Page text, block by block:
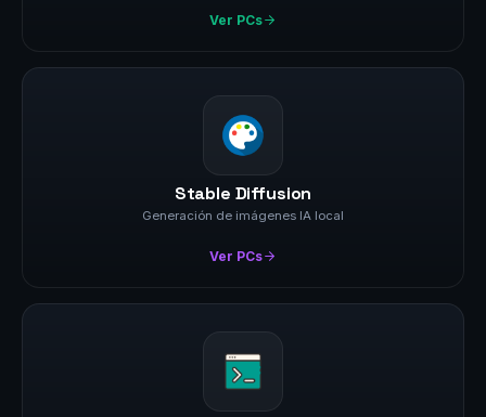
Ver PCs
Stable Diffusion
Generación de imágenes IA local
Ver PCs